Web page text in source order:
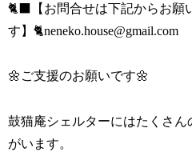
🐈‍⬛【お問合せは下記からお願
す】🐈neneko.house@gmail.com
🌼ご支援のお願いです🌼
鼓猫庵シェルターにはたくさん
がいます。